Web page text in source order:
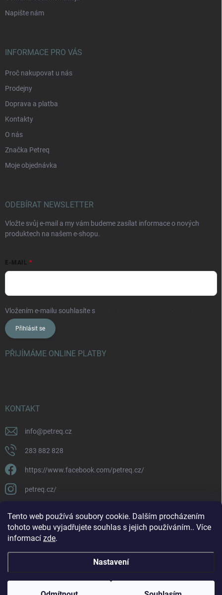
Tento web používá soubory cookie. Dalším procházením
tohoto webu vyjadřujete souhlas s jejich používáním.. Více
informací zde.
Nastavení
Napište nám
INFORMACE PRO VÁS
Proč nakupovat u nás
Prodejny
Doprava a platba
Kontakty
O nás
Značka Petreq
Moje objednávka
ODEBÍRAT NEWSLETTER
Vložte svůj e-mail a my vám budeme zasílat informace o nových
produktech na našem e-shopu.
E-MAIL
Vložením e-mailu souhlasíte s
Přihlásit se
PŘIJÍMÁME ONLINE PLATBY
KONTAKT
info@petreq.cz
283 882 828
https://www.facebook.com/petreq.cz/
petreq.cz/
Copyright 2026 . Všechna práva vyhrazena.